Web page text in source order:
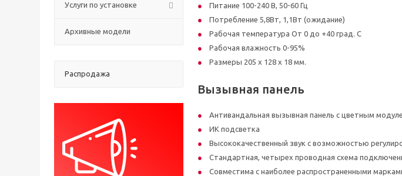
Услуги по установке
Архивные модели
Распродажа
Питание 100-240 В, 50-60 Гц
Потребление 5,8Вт, 1,1Вт (ожидание)
Рабочая температура От 0 до +40 град. С
Рабочая влажность 0-95%
Размеры 205 х 128 х 18 мм.
Вызывная панель
Антивандальная вызывная панель с цветным
ИК подсветка
Высококачественный звук с возможностью
Стандартная, четырех проводная схема
Совместима с наиболее распространенными